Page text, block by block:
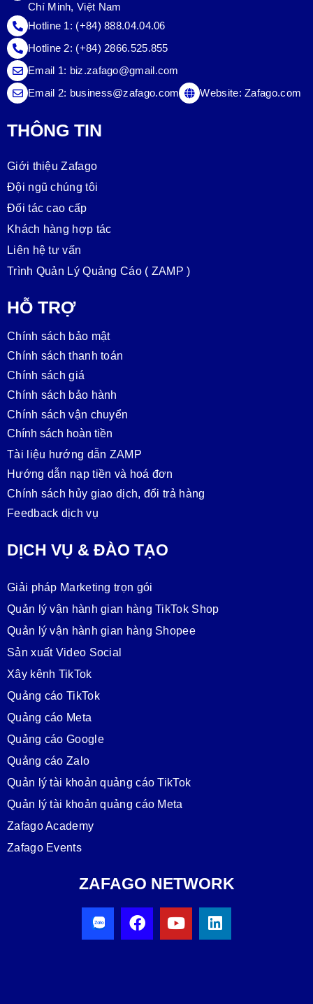
Chí Minh, Việt Nam
Hotline 1: (+84) 888.04.04.06
Hotline 2: (+84) 2866.525.855
Email 1: biz.zafago@gmail.com
Email 2: business@zafago.com Website:Zafago.com
THÔNG TIN
Giới thiệu Zafago
Đội ngũ chúng tôi
Đối tác cao cấp
Khách hàng hợp tác
Liên hệ tư vấn
Trình Quản Lý Quảng Cáo ( ZAMP )
HỖ TRỢ
Chính sách bảo mật
Chính sách thanh toán
Chính sách giá
Chính sách bảo hành
Chính sách vận chuyển
Chính sách hoàn tiền
Tài liệu hướng dẫn ZAMP
Hướng dẫn nạp tiền và hoá đơn
Chính sách hủy giao dịch, đổi trả hàng
Feedback dịch vụ
DỊCH VỤ & ĐÀO TẠO
Giải pháp Marketing trọn gói
Quản lý vận hành gian hàng TikTok Shop
Quản lý vận hành gian hàng Shopee
Sản xuất Video Social
Xây kênh TikTok
Quảng cáo TikTok
Quảng cáo Meta
Quảng cáo Google
Quảng cáo Zalo
Quản lý tài khoản quảng cáo TikTok
Quản lý tài khoản quảng cáo Meta
Zafago Academy
Zafago Events
ZAFAGO NETWORK